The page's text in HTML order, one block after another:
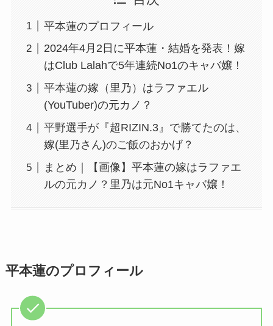
平本蓮のプロフィール
2024年4月2日に平本蓮・結婚を発表！嫁
はClub Lalahで5年連続No1のキャバ嬢！
平本蓮の嫁（里乃）はラファエル
(YouTuber)の元カノ？
平野選手が『超RIZIN.3』で勝てたのは、
嫁(里乃さん)のご飯のおかげ？
まとめ｜【画像】平本蓮の嫁はラファエ
ルの元カノ？里乃は元No1キャバ嬢！
平本蓮のプロフィール